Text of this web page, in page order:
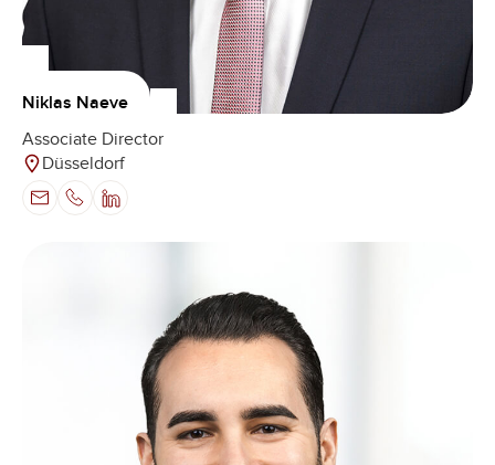
Niklas Naeve
Associate Director
Düsseldorf